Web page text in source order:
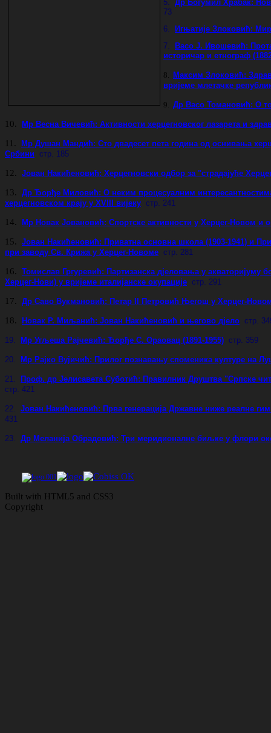
5. Др Богумил Храбак:
73
6.
Игњатије Злоковић:
7.
Васо Ј. Ивошевић:
историчар и етнограф
8. Максим Злоковић:
вријеме млетачке
9. Др Васо Томановић: О
10. Мр Весна Вичевић: Активности херцегновског лазарета и
11.
Мр Душан Мандић: Сто двадесет пета година од оснивања
Србини стр. 185
12. Јован Накићеновић: Херцегновски одбор за "страдајуће
13. Др Ђорђе Миловић: О неким процесуалним
херцегновском крају у XVIII вијеку стр. 241
14. Мр Новак Јовановић: Спортске активности у Херцег-Новом и
15. Јован Накићеновић: Приватна основна школа (1903-1941) и
при заводу Св. Крижа у Херцег-Новоме стр. 281
16. Томислав Гргуревић: Партизанска дјеловања у акваторијуму
Херцег-Нови) у вријеме италијанске окупације стр. 291
17. Др Саво Вукмановић: Петар II Петровић Његош у Херцег-
18. Новак Р. Миљанић: Јован Накићеновић и његово дјело стр.
19. Мр Угљеша Рајчевић: Ђорђе С. Ораовац (1891-1955) стр. 359
20. Мр Рајко Вујичић: Прилог познавању споменика културе на
21.
Проф. др Јелисавета Суботић: Правилник Друштва "Српске
стр. 421
22. Јован Накићеновић: Прва генерација Државне ниже реалне
431
23. Др Меланија Обрадовић: Три меридионалне биљке у флори
Built with HTML5 and CSS3
Copyright